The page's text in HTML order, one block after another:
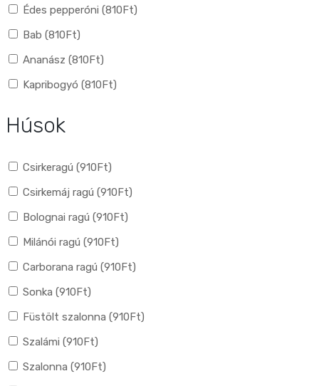
Édes pepperóni (810Ft)
Bab (810Ft)
Ananász (810Ft)
Kapribogyó (810Ft)
Húsok
Csirkeragú (910Ft)
Csirkemáj ragú (910Ft)
Bolognai ragú (910Ft)
Milánói ragú (910Ft)
Carborana ragú (910Ft)
Sonka (910Ft)
Füstölt szalonna (910Ft)
Szalámi (910Ft)
Szalonna (910Ft)